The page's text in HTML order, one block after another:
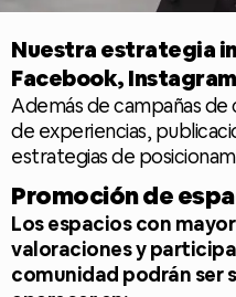
Nuestra estrategia
Facebook,
Además de campañas
de experiencias,
estrategias de
Promoción de
Los espacios con
valoraciones y
comunidad podrán ser